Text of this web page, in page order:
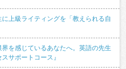
上級ライティングを「教えられる自
を感じているあなたへ。英語の先生
サポートコース』